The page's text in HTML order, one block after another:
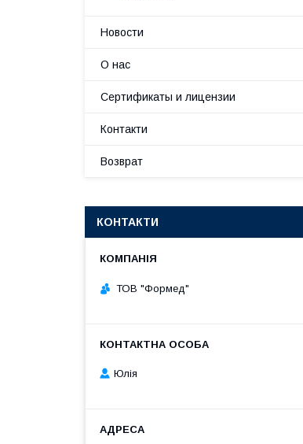
Новости
О нас
Сертификаты и лицензии
Контакти
Возврат
КОНТАКТИ
ТОВ "Формед"
Юлія